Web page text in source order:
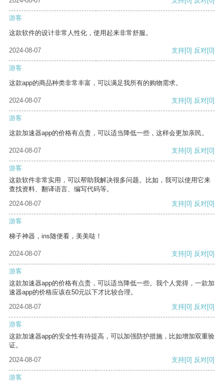
游客
这款软件的设计非常人性化，使用起来非常舒服。
2024-08-07 支持[0] 反对[0]
游客
这款app的商品种类非常丰富，可以满足我所有的购物需求。
2024-08-07 支持[0] 反对[0]
游客
这款加速器app的价格有点贵，可以适当降低一些，这样会更加亲民。
2024-08-07 支持[0] 反对[0]
游客
这款软件非常实用，可以帮助我解决很多问题。比如，我可以使用它来
查找资料、翻译语言、编写代码等。
2024-08-07
支持[0] 反对[0]
游客
梯子神器，ins随便看，美美哒！
2024-08-07 支持[0] 反对[0]
游客
这款加速器app的价格有点贵，可以适当降低一些。我个人觉得，一款加
速器app的价格应该在50元以下才比较合理。
2024-08-07
支持[0] 反对[0]
游客
这款加速器app的安全性有待提高，可以加强防护措施，比如增加双重验
证。
2024-08-07
支持[0] 反对[0]
游客